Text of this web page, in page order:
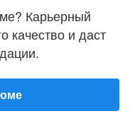
Карьерный
качество и даст